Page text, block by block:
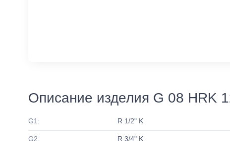
Описание изделия G 08 HRK
G1: R 1/2" K
G2: R 3/4" K